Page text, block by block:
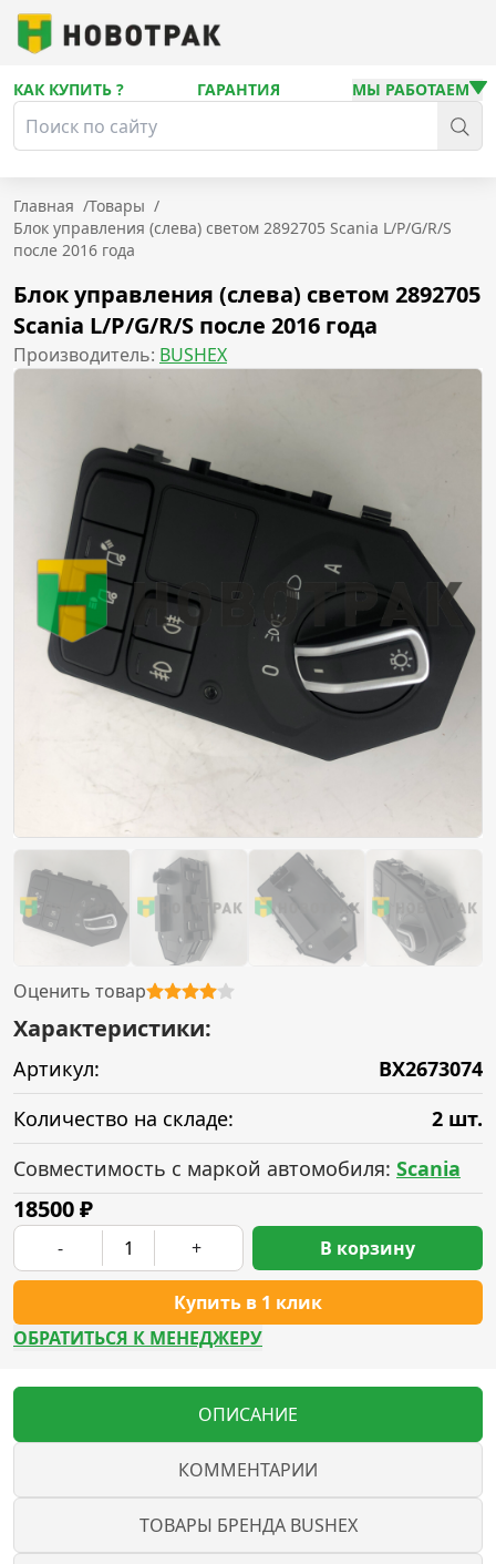
КАК КУПИТЬ ? ГАРАНТИЯ МЫ РАБОТАЕМ
Главная /Товары /
Блок управления (слева) светом 2892705 Scania L/P/G/R/S
после 2016 года
Блок управления (слева) светом 2892705
Scania L/P/G/R/S после 2016 года
Производитель: BUSHEX
Оценить товар
Характеристики:
Артикул:
BX2673074
Количество на складе:
2 шт.
Совместимость с маркой автомобиля: Scania
18500₽
- +
Купить в 1 клик
В корзину
ОБРАТИТЬСЯ К МЕНЕДЖЕРУ
ОПИСАНИЕ
КОММЕНТАРИИ
ТОВАРЫ БРЕНДА BUSHEX